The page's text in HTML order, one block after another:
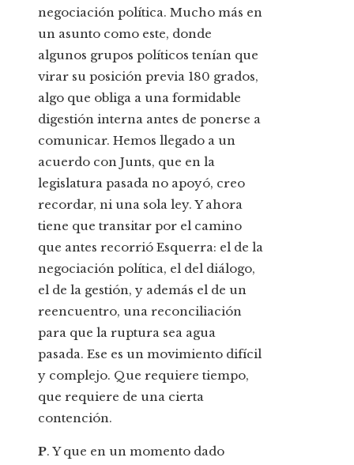
negociación política. Mucho más en
un asunto como este, donde
algunos grupos políticos tenían que
virar su posición previa 180 grados,
algo que obliga a una formidable
digestión interna antes de ponerse a
comunicar. Hemos llegado a un
acuerdo con Junts, que en la
legislatura pasada no apoyó, creo
recordar, ni una sola ley. Y ahora
tiene que transitar por el camino
que antes recorrió Esquerra: el de la
negociación política, el del diálogo,
el de la gestión, y además el de un
reencuentro, una reconciliación
para que la ruptura sea agua
pasada. Ese es un movimiento difícil
y complejo. Que requiere tiempo,
que requiere de una cierta
contención.
P. Y que en un momento dado